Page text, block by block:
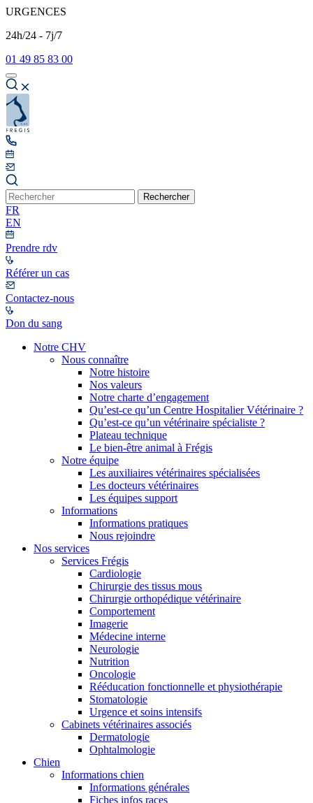
URGENCES
24h/24 - 7j/7
01 49 85 83 00
Rechercher
FR
EN
Prendre rdv
Référer un cas
Contactez-nous
Don du sang
Notre CHV
Nous connaître
Notre histoire
Nos valeurs
Notre charte d’engagement
Qu’est-ce qu’un Centre Hospitalier Vétérinaire ?
Qu’est-ce qu’un vétérinaire spécialiste ?
Plateau technique
Le bien-être animal à Frégis
Notre équipe
Les auxiliaires vétérinaires spécialisées
Les docteurs vétérinaires
Les équipes support
Informations
Informations pratiques
Nous rejoindre
Nos services
Services Frégis
Cardiologie
Chirurgie des tissus mous
Chirurgie orthopédique vétérinaire
Comportement
Imagerie
Médecine interne
Neurologie
Nutrition
Oncologie
Rééducation fonctionnelle et physiothérapie
Stomatologie
Urgence et soins intensifs
Cabinets vétérinaires associés
Dermatologie
Ophtalmologie
Chien
Informations chien
Informations générales
Fiches infos races